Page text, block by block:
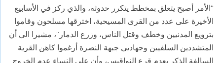
“الأمر أصبح يتعلق بمخطط يتكرر حدوثه، والذي ركز في الأسابيع
الأخيرة على عدد من القرى المسيحية، اخترقها مسلحون وقاموا
بترويع المدنيين وخطف وقتل الناس، وزرع الدمار”، مشيرا الى أن
المتشددين السلفيين وجهاديي جبهة النصرة أرغموا كاهن القرية
السالفة الذكر بعدم قرع النواقيس، وأن على النساء عدم الخروج